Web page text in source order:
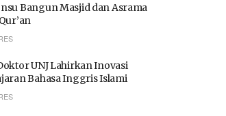
Bangun Masjid dan Asrama
UNJ Lahirkan Inovasi
Bahasa Inggris Islami